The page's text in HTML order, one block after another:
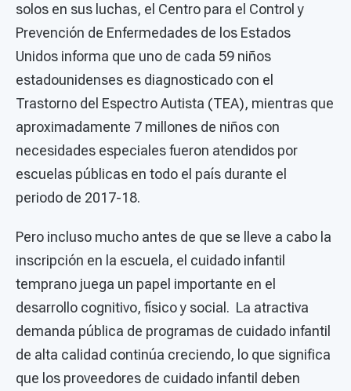
solos en sus luchas, el Centro para el Control y
Prevención de Enfermedades de los Estados
Unidos informa que uno de cada 59 niños
estadounidenses es diagnosticado con el
Trastorno del Espectro Autista (TEA), mientras que
aproximadamente 7 millones de niños con
necesidades especiales fueron atendidos por
escuelas públicas en todo el país durante el
periodo de 2017-18.
Pero incluso mucho antes de que se lleve a cabo la
inscripción en la escuela, el cuidado infantil
temprano juega un papel importante en el
desarrollo cognitivo, físico y social. La atractiva
demanda pública de programas de cuidado infantil
de alta calidad continúa creciendo, lo que significa
que los proveedores de cuidado infantil deben